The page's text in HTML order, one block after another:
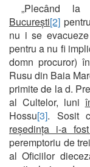
„Plecând
București[2]
nu i se
pentru a nu fi
domn procuror)
Rusu din Baia
primite de la d.
al Cultelor, luni
Hossu[3]. Sosit
reședința i-a
peremptoriu de
al Oficiilor